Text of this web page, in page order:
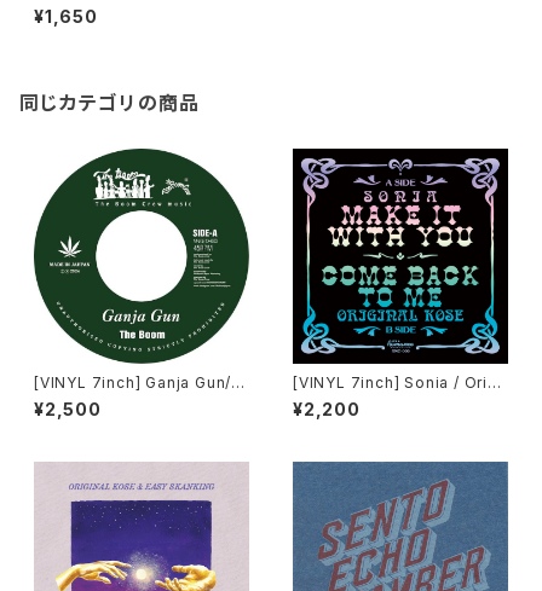
of.CHINNEN & ORIGINAL K
OSE
¥1,650
同じカテゴリの商品
[VINYL 7inch] Ganja Gun/T
he Boom SMOKE A DE GAN
JA /ORIGINAL KOSE
¥2,500
[VINYL 7inch] Sonia / Origi
nal Kose「Make It With You
/ Come Back To Me」
¥2,200